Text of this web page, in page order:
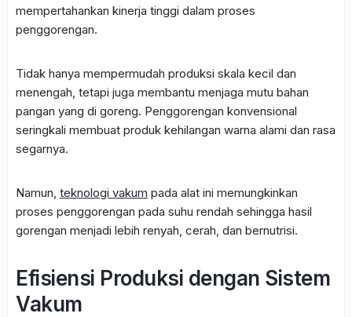
mempertahankan kinerja tinggi dalam proses
penggorengan.
Tidak hanya mempermudah produksi skala kecil dan
menengah, tetapi juga membantu menjaga mutu bahan
pangan yang di goreng. Penggorengan konvensional
seringkali membuat produk kehilangan warna alami dan rasa
segarnya.
Namun, teknologi vakum pada alat ini memungkinkan
proses penggorengan pada suhu rendah sehingga hasil
gorengan menjadi lebih renyah, cerah, dan bernutrisi.
Efisiensi Produksi dengan Sistem
Vakum